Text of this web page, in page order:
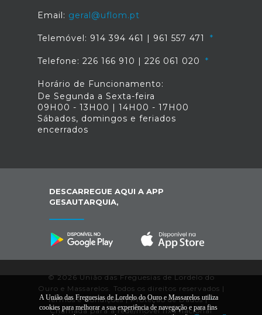
Email: geral@uflom.pt
Telemóvel: 914 394 461 | 961 557 471
Telefone: 226 166 910 | 226 061 020
Horário de Funcionamento:
De Segunda a Sexta-feira
09H00 - 13H00 | 14H00 - 17H00
Sábados, domingos e feriados
encerrados
DESCARREGUE AQUI A APP
GESAUTARQUIA,
© 2026 União das Freguesias de Lordelo do
Ouro e Massarelos. Todos os direitos reservados |
Termos e Condições|Proteção de Dados|*
Chamada para a rede/móvel fixa nacional
A União das Freguesias de Lordelo do Ouro e Massarelos utiliza
cookies para melhorar a sua experiência de navegação e para fins